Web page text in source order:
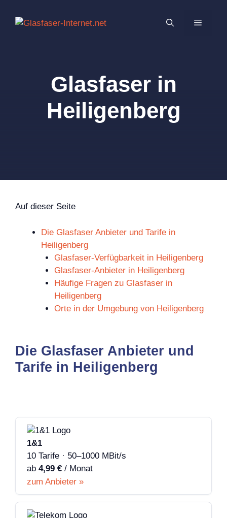
Inhalt
MENÜ
Glasfaser in
Heiligenberg
Auf dieser Seite
Die Glasfaser Anbieter und Tarife in
Heiligenberg
Glasfaser-Verfügbarkeit in Heiligenberg
Glasfaser-Anbieter in Heiligenberg
Häufige Fragen zu Glasfaser in
Heiligenberg
Orte in der Umgebung von Heiligenberg
Die Glasfaser Anbieter und
Tarife in Heiligenberg
1&1
10 Tarife · 50–1000 MBit/s
ab 4,99 € / Monat
zum Anbieter »